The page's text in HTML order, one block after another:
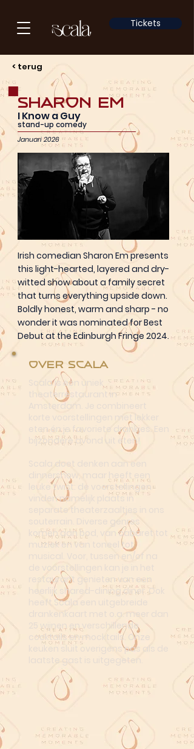
Tickets
< terug
Sharon Em
I Know a Guy
stand-up comedy
Januari 2026
Irish comedian Sharon Em presents
this light-hearted, layered and dry-
witted show about a family secret
that turns everything upside down.
Boldly honest, warm and sharp - no
wonder it was nominated for Best
Debut at the Edinburgh Fringe 2024.
Over Scala
Scala is een uniek
theaterrestaurant in
Amsterdam. Je combineert
korte voorstellingen met lekker
eten én je favoriete drankjes. Een
bijzondere avond uit eten!
Scala doet denken aan een
dinnershow, maar heeft een
leuke twist: de voorstellingen
vinden namelijk plaats in
separate theaterzaaltjes in ons
souterrain. Diverse genres
komen aan bod, van cabaret tot
muziek en van toneel tot
musical. Voor, tussen en/of na
de voorstellingen kan je in het
restaurant genieten van een
heerlijk shared-dining diner. Ook
heeft Scala een uitgebreide
drankenkaart met o.a. meer dan
25 wijnen en verschillende
cocktails en mocktails. Onze
keuken sluit overigens pas als de
laatste gast is uitgegeten.